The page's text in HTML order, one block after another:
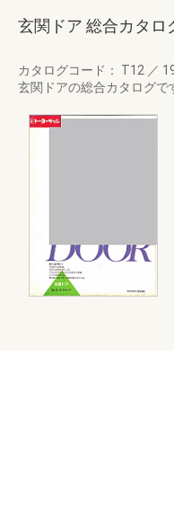
玄関ドア 総合カタロ
カタログコード： T12 ／
玄関ドアの総合カタログで